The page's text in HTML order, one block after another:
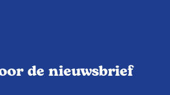
de nieuwsbrief